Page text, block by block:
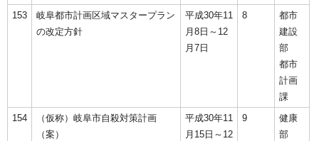
153
岐阜都市計画区域マスタープラン
の改定方針
平成30年11
月8日～12
月7日
8
都市
建設
部
都市
計画
課
154
（仮称）岐阜市自殺対策計画
（案）
平成30年11
月15日～12
9
健康
部